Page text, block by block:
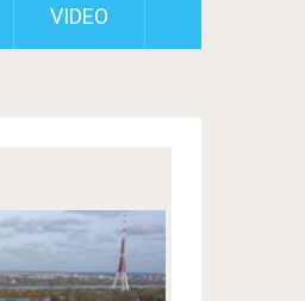
VIDEO